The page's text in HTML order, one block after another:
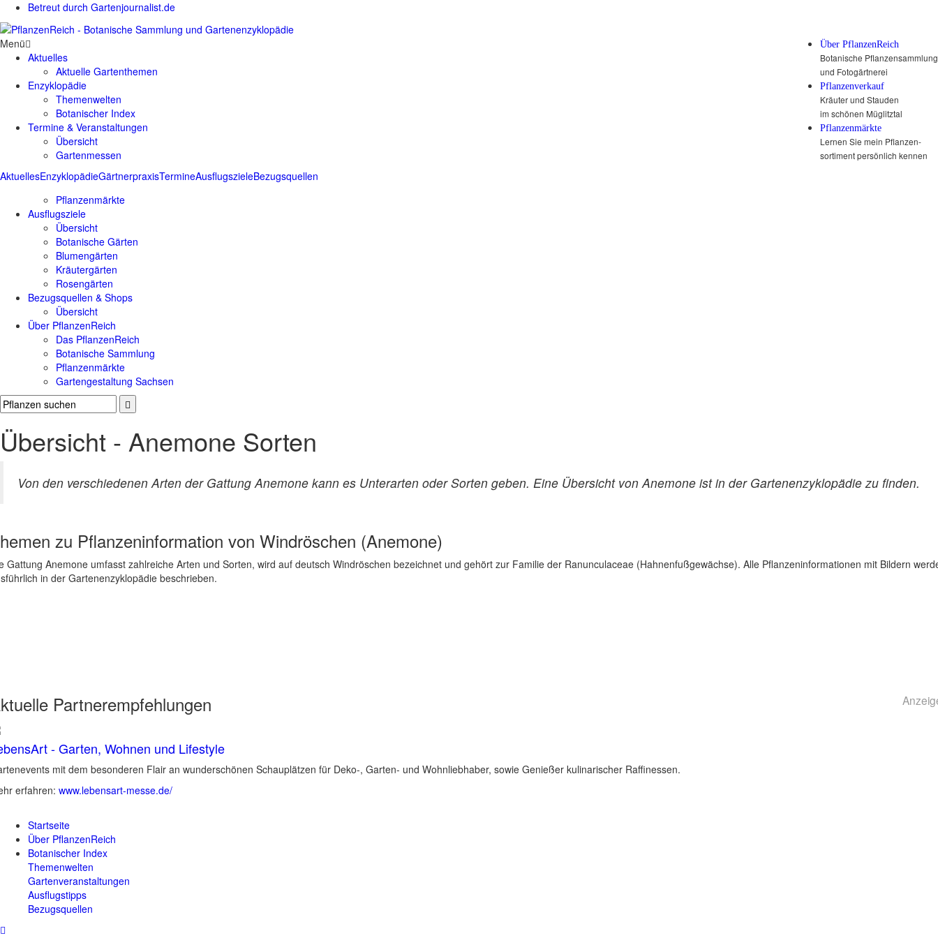
Betreut durch Gartenjournalist.de
Über PflanzenReich
Botanische Pflanzensammlung
und Fotogärtnerei
Pflanzenverkauf
Kräuter und Stauden
im schönen Müglitztal
Pflanzenmärkte
Lernen Sie mein Pflanzen-
sortiment persönlich kennen
AktuellesEnzyklopädieGärtnerpraxisTermineAusflugszieleBezugsquellen
Menü
Aktuelles
Aktuelle Gartenthemen
Enzyklopädie
Themenwelten
Botanischer Index
Termine & Veranstaltungen
Übersicht
Gartenmessen
Pflanzenmärkte
Ausflugsziele
Übersicht
Botanische Gärten
Blumengärten
Kräutergärten
Rosengärten
Bezugsquellen & Shops
Übersicht
Über PflanzenReich
Das PflanzenReich
Botanische Sammlung
Pflanzenmärkte
Gartengestaltung Sachsen
Übersicht - Anemone Sorten
Von den verschiedenen Arten der Gattung Anemone kann es Unterarten oder Sorten geben. Eine Übersicht von Anemone ist in der Gartenenzyklopädie zu finden.
zu Pflanzeninformation von Windröschen (Anemone)
Gattung Anemone umfasst zahlreiche Arten und Sorten, wird auf deutsch Windröschen bezeichnet und gehört zur Familie der Ranunculaceae (Hahnenfußgewächse). Alle Pflanzeninformationen mit Bildern
in der Gartenenzyklopädie beschrieben.
Partnerempfehlungen
- Garten, Wohnen und Lifestyle
mit dem besonderen Flair an wunderschönen Schauplätzen für Deko-, Garten- und Wohnliebhaber, sowie Genießer kulinarischer Raffinessen.
erfahren: www.lebensart-messe.de/
Startseite
Über PflanzenReich
Botanischer Index
Themenwelten
Gartenveranstaltungen
Ausflugstipps
Bezugsquellen